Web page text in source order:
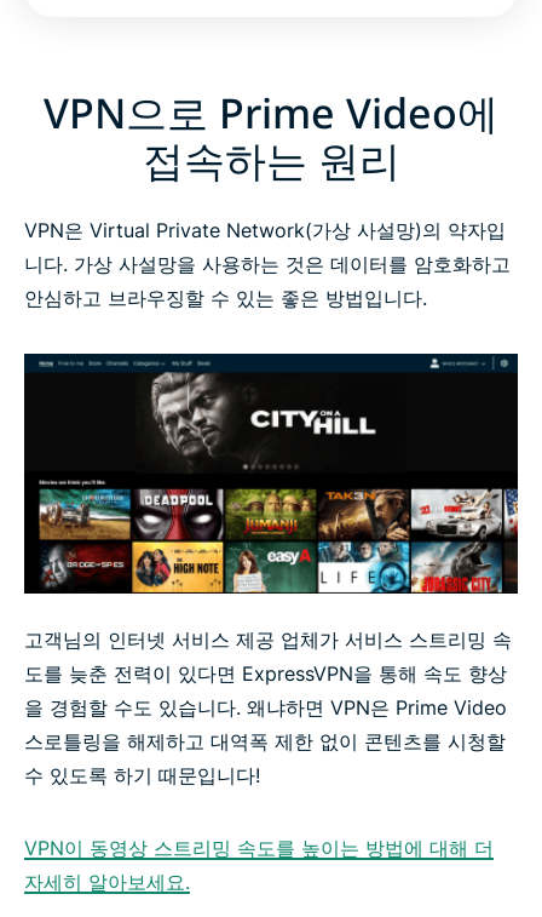
VPN으로 Prime Video에
접속하는 원리
VPN은 Virtual Private Network(가상 사설망)의 약자입
니다. 가상 사설망을 사용하는 것은 데이터를 암호화하고
안심하고 브라우징할 수 있는 좋은 방법입니다.
고객님의 인터넷 서비스 제공 업체가 서비스 스트리밍 속
도를 늦춘 전력이 있다면 ExpressVPN을 통해 속도 향상
을 경험할 수도 있습니다. 왜냐하면 VPN은 Prime Video
스로틀링을 해제하고 대역폭 제한 없이 콘텐츠를 시청할
수 있도록 하기 때문입니다!
VPN이 동영상 스트리밍 속도를 높이는 방법에 대해 더
자세히 알아보세요.